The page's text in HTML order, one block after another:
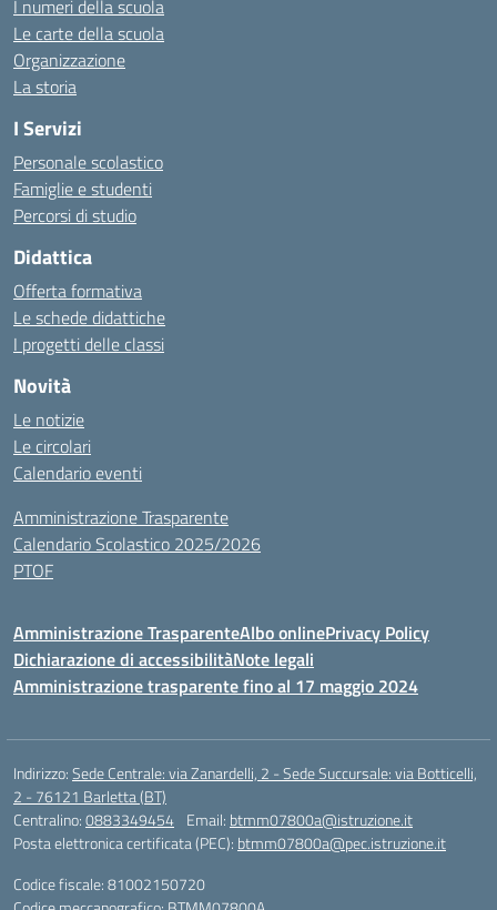
I numeri della scuola
Le carte della scuola
Organizzazione
La storia
I Servizi
Personale scolastico
Famiglie e studenti
Percorsi di studio
Didattica
Offerta formativa
Le schede didattiche
I progetti delle classi
Novità
Le notizie
Le circolari
Calendario eventi
Amministrazione Trasparente
Calendario Scolastico 2025/2026
PTOF
Amministrazione TrasparenteAlbo onlinePrivacy Policy
Dichiarazione di accessibilitàNote legali
Amministrazione trasparente fino al 17 maggio 2024
Indirizzo:Sede Centrale: via Zanardelli, 2 - Sede Succursale: via Botticelli,
2 - 76121 Barletta (BT)
Centralino:0883349454 Email: btmm07800a@istruzione.it
Posta elettronica certificata (PEC): btmm07800a@pec.istruzione.it
Codice fiscale: 81002150720